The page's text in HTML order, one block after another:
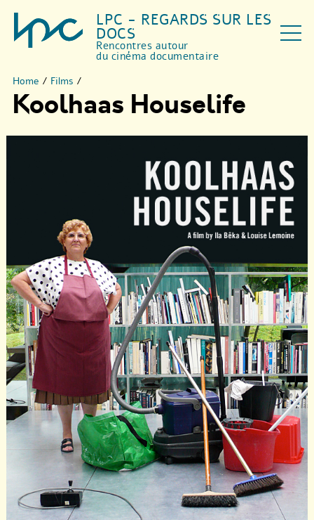
LPC - REGARDS SUR LES
DOCS
Rencontres autour
du cinéma documentaire
Home / Films /
Koolhaas Houselife